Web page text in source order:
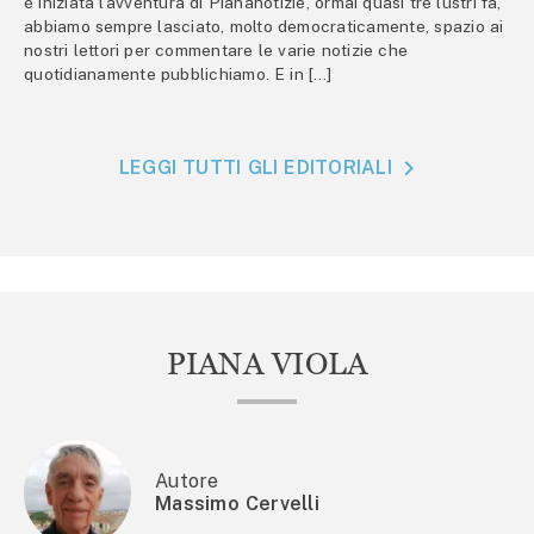
abbiamo sempre lasciato, molto democraticamente, spazio ai
nostri lettori per commentare le varie notizie che
quotidianamente pubblichiamo. E in […]
LEGGI TUTTI GLI EDITORIALI
PIANA VIOLA
Autore
Massimo Cervelli